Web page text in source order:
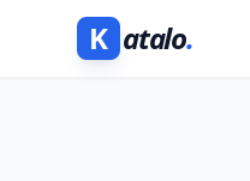
K atalo.